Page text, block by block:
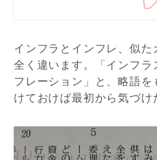
インフラとインフレ、似
全く違います。「インフ
フレーション」と、略語
けておけば最初から気づけ